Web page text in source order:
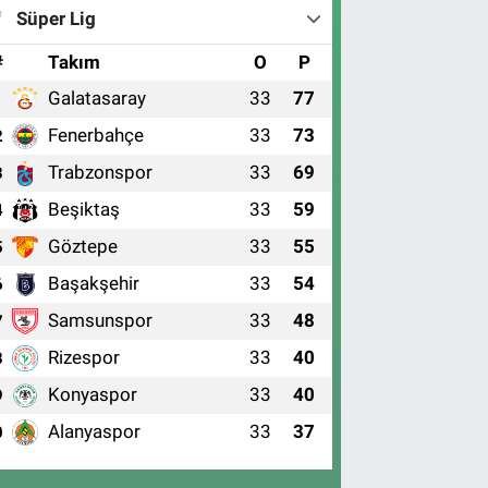
Süper Lig
Takım O P
Galatasaray 33 77
Fenerbahçe 33 73
Trabzonspor 33 69
Beşiktaş 33 59
Göztepe 33 55
Başakşehir 33 54
Samsunspor 33 48
Rizespor 33 40
Konyaspor 33 40
Alanyaspor 33 37